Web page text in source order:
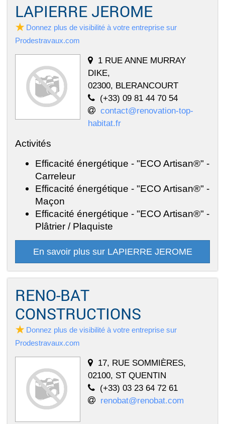
LAPIERRE JEROME
Donnez plus de visibilité à votre entreprise sur
Prodestravaux.com
1 RUE ANNE MURRAY
DIKE,
02300, BLERANCOURT
(+33) 09 81 44 70 54
contact@renovation-top-
habitat.fr
Activités
Efficacité énergétique - "ECO Artisan®" -
Carreleur
Efficacité énergétique - "ECO Artisan®" -
Maçon
Efficacité énergétique - "ECO Artisan®" -
Plâtrier / Plaquiste
En savoir plus sur LAPIERRE JEROME
RENO-BAT
CONSTRUCTIONS
Donnez plus de visibilité à votre entreprise sur
Prodestravaux.com
17, RUE SOMMIÈRES,
02100, ST QUENTIN
(+33) 03 23 64 72 61
renobat@renobat.com